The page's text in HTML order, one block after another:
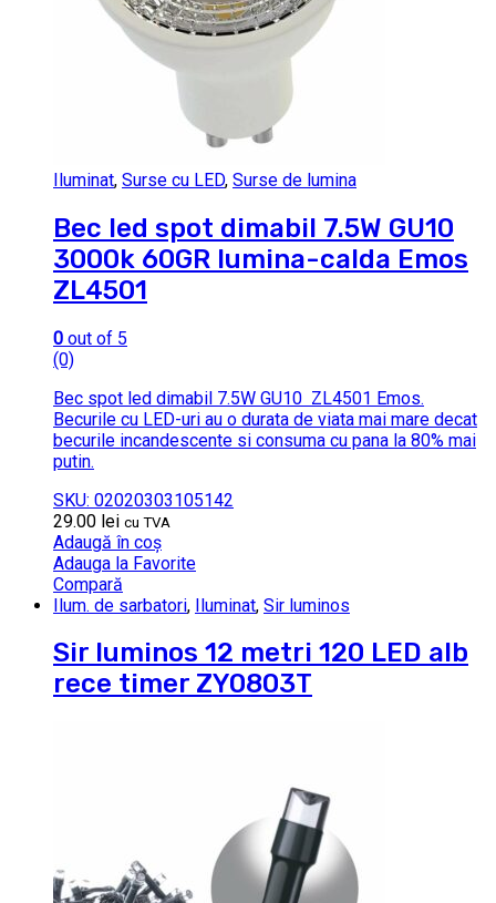
Iluminat, Surse cu LED, Surse de lumina
Bec led spot dimabil 7.5W GU10
3000k 60GR lumina-calda Emos
ZL4501
0 out of 5
(0)
Bec spot led dimabil 7.5W GU10 ZL4501 Emos.
Becurile cu LED-uri au o durata de viata mai mare decat
becurile incandescente si consuma cu pana la 80% mai
putin.
SKU: 02020303105142
29.00 lei cu TVA
Adaugă în coș
Adauga la Favorite
Compară
Ilum. de sarbatori, Iluminat, Sir luminos
Sir luminos 12 metri 120 LED alb
rece timer ZY0803T